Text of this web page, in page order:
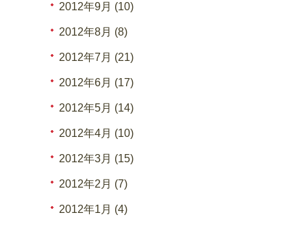
2012年9月 (10)
2012年8月 (8)
2012年7月 (21)
2012年6月 (17)
2012年5月 (14)
2012年4月 (10)
2012年3月 (15)
2012年2月 (7)
2012年1月 (4)